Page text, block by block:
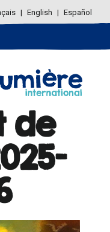
English Español
de